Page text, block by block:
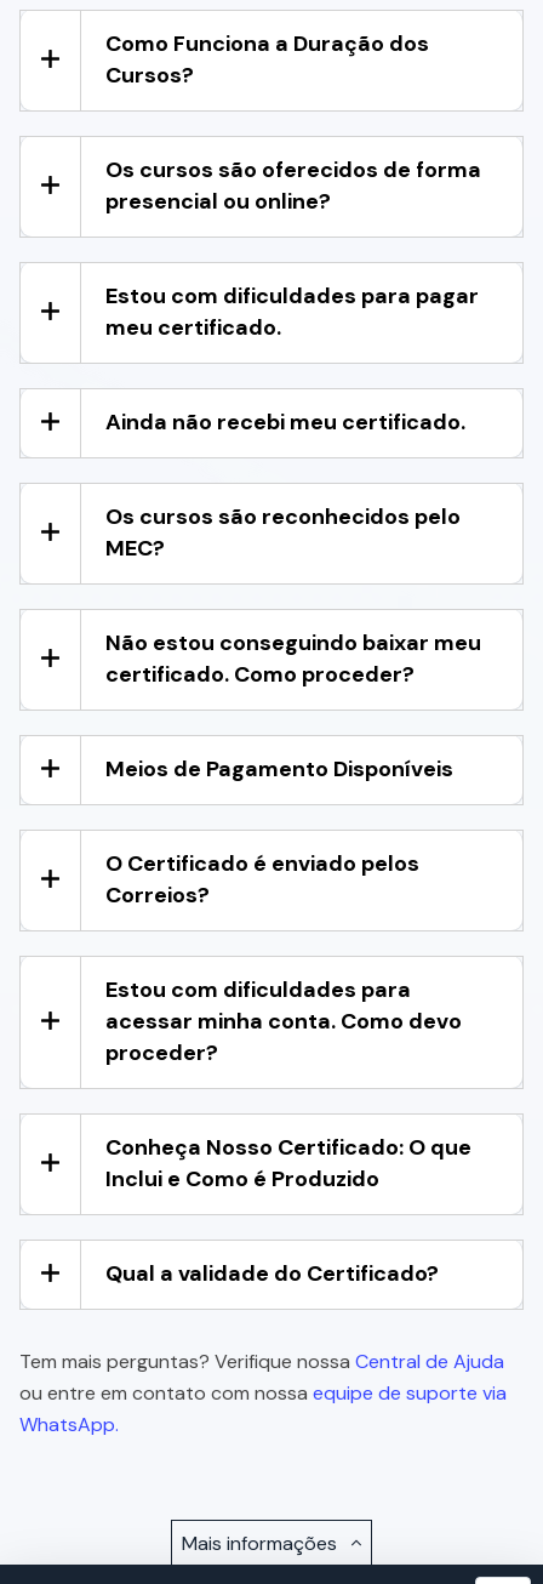
Como Funciona a Duração dos
Cursos?
Os cursos são oferecidos de forma
presencial ou online?
Estou com dificuldades para pagar
meu certificado.
Ainda não recebi meu certificado.
Os cursos são reconhecidos pelo
MEC?
Não estou conseguindo baixar meu
certificado. Como proceder?
Meios de Pagamento Disponíveis
O Certificado é enviado pelos
Correios?
Estou com dificuldades para
acessar minha conta. Como devo
proceder?
Conheça Nosso Certificado: O que
Inclui e Como é Produzido
Qual a validade do Certificado?
Tem mais perguntas? Verifique nossa Central de Ajuda
ou entre em contato com nossa equipe de suporte via
WhatsApp.
Mais informações